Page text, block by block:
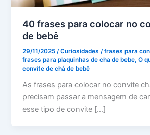
40 frases para colocar no
de bebê
29/11/2025 /Curiosidades /frases para
frases para plaquinhas de cha de bebe,O
convite de chá de bebê
As frases para colocar no convite
precisam passar a mensagem de
esse tipo de convite […]